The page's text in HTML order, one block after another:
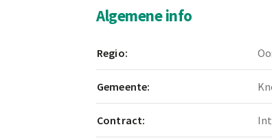
Algemene info
Regio:
Gemeente:
Contract: